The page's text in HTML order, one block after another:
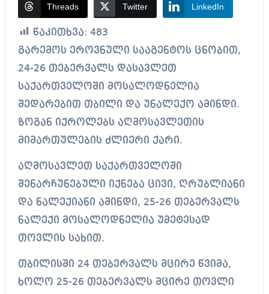
Threads Twitter LinkedIn
წაკითხვა: 483
გარემოს ეროვნული სააგენტოს ცნობით,
24-26 თებერვალს დასავლეთ
საქართველოში მოსალოდნელია
შედარებით თბილი და უნალექო ამინდი.
ზოგან იქროლებს აღმოსავლეთის
მიმართულების ძლიერი ქარი.
აღმოსავლეთ საქართველოში
შენარჩუნებული იქნება ცივი, ღრუბლიანი
და ნალექიანი ამინდი, 25-26 თებერვალს
ნალექი მოსალოდნელია უმეტესად
თოვლის სახით.
თბილისში 24 თებერვალს მცირე წვიმა,
ხოლო 25-26 თებერვალს მცირე თოვლი